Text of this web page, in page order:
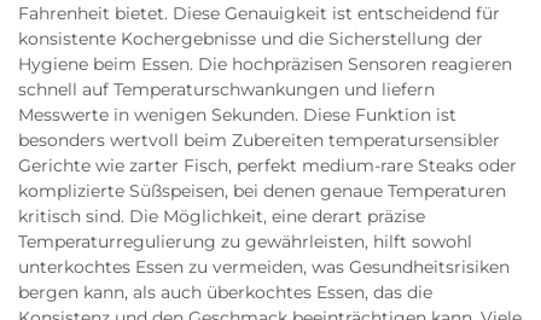
Fahrenheit bietet. Diese Genauigkeit ist entscheidend für
konsistente Kochergebnisse und die Sicherstellung der
Hygiene beim Essen. Die hochpräzisen Sensoren reagieren
schnell auf Temperaturschwankungen und liefern
Messwerte in wenigen Sekunden. Diese Funktion ist
besonders wertvoll beim Zubereiten temperatursensibler
Gerichte wie zarter Fisch, perfekt medium-rare Steaks oder
komplizierte Süßspeisen, bei denen genaue Temperaturen
kritisch sind. Die Möglichkeit, eine derart präzise
Temperaturregulierung zu gewährleisten, hilft sowohl
unterkochtes Essen zu vermeiden, was Gesundheitsrisiken
bergen kann, als auch überkochtes Essen, das die